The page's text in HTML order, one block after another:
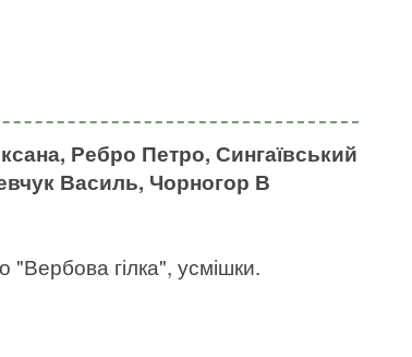
Ребро Петро, Сингаївський
Василь, Чорногор В
"Вербова гілка", усмішки.